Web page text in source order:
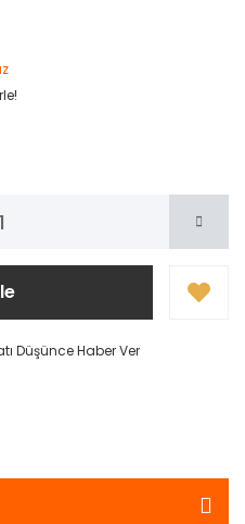
Düşünce Haber Ver